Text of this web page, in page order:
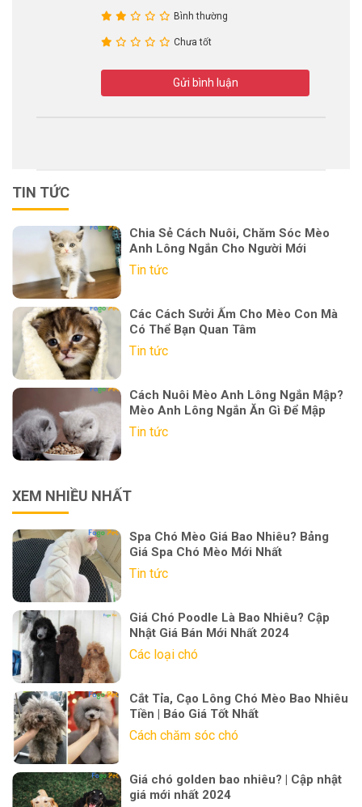
Bình thường
Chưa tốt
Gửi bình luận
TIN TỨC
Chia Sẻ Cách Nuôi, Chăm Sóc Mèo
Anh Lông Ngắn Cho Người Mới
Tin tức
Các Cách Sưởi Ấm Cho Mèo Con Mà
Có Thể Bạn Quan Tâm
Tin tức
Cách Nuôi Mèo Anh Lông Ngắn Mập?
Mèo Anh Lông Ngắn Ăn Gì Để Mập
Tin tức
XEM NHIỀU NHẤT
Spa Chó Mèo Giá Bao Nhiêu? Bảng
Giá Spa Chó Mèo Mới Nhất
Tin tức
Giá Chó Poodle Là Bao Nhiêu? Cập
Nhật Giá Bán Mới Nhất 2024
Các loại chó
Cắt Tỉa, Cạo Lông Chó Mèo Bao Nhiêu
Tiền | Báo Giá Tốt Nhất
Cách chăm sóc chó
Giá chó golden bao nhiêu? | Cập nhật
giá mới nhất 2024